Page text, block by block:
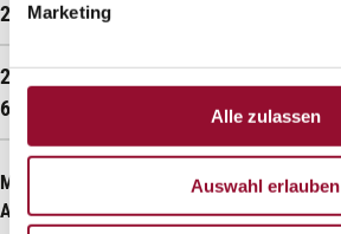
Marketing
Alle zulassen
Auswahl erlauben
2000.MG VSG 8
2300.SG VSG 8 + ESG
6
4.000
Maximale Abmessungen System 3400 (mit
Absturzsicherheit):